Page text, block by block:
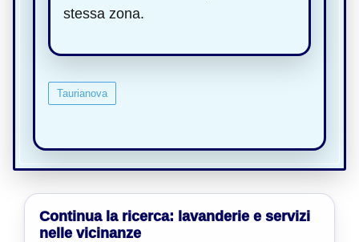
stessa zona.
Taurianova
Continua la ricerca: lavanderie e servizi
nelle vicinanze